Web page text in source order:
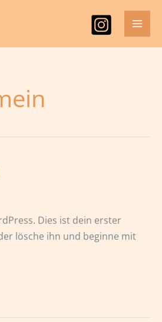
Dies ist dein erster
lösche ihn und beginne mit